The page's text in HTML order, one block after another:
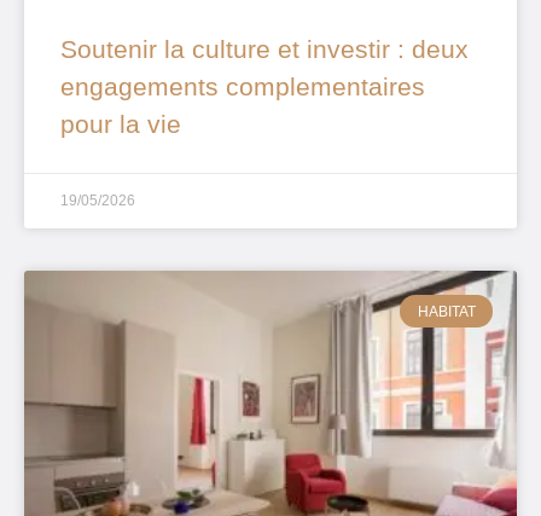
Soutenir la culture et investir : deux
engagements complementaires
pour la vie
19/05/2026
HABITAT